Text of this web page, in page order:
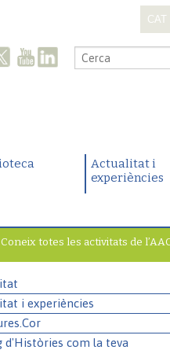
CAT
.
Actualitat i
experiències
Coneix totes les activitats de
i experiències
d'Històries com la teva